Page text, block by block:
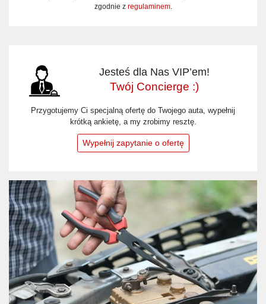
zgodnie z regulaminem.
Jesteś dla Nas VIP’em!
Twój Concierge :)
Przygotujemy Ci specjalną ofertę do Twojego auta, wypełnij
krótką ankietę, a my zrobimy resztę.
Wypełnij zapytanie o ofertę